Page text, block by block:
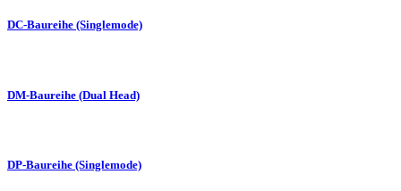
DC-Baureihe (Singlemode)
DM-Baureihe (Dual Head)
DP-Baureihe (Singlemode)